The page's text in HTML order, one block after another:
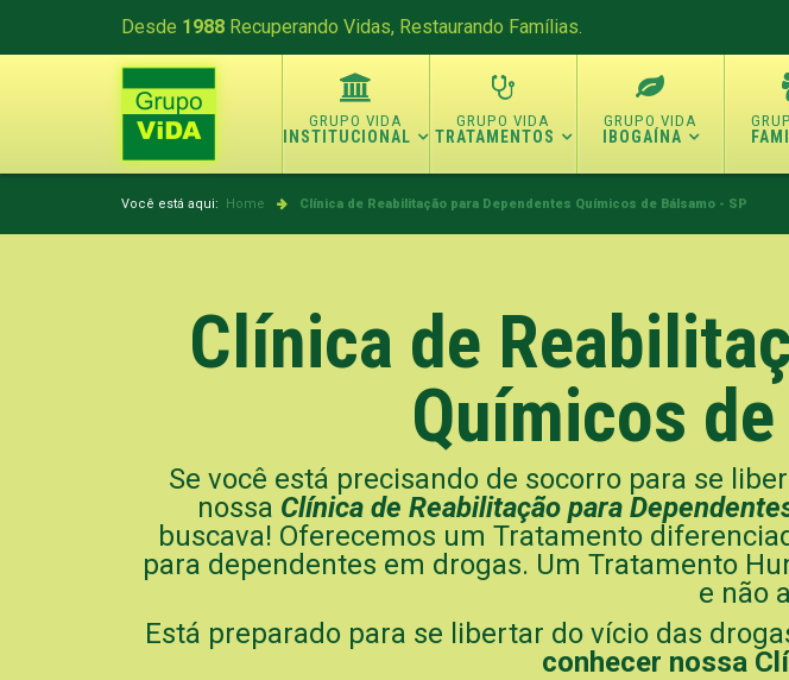
Desde 1988 Recuperando Vidas, Restaurando Famílias.
INSTITUCIONAL TRATAMENTOS IBOGAÍNA
Você está aqui: Home Clínica de Reabilitação para Dependentes Químicos de Bálsamo - SP
Clínica de
Químicos
Se você está precisando de socorro para se
nossa Clínica de Reabilitação para
buscava! Oferecemos um Tratamento
para dependentes em drogas. Um Tratamento
e não
Está preparado para se libertar do vício das
conhecer nossa